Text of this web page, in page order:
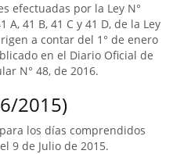
efectuadas por la Ley N°
41 B, 41 C y 41 D, de la Ley
a contar del 1° de enero
en el Diario Oficial de
N° 48, de 2016.
2015)
los días comprendidos
9 de Julio de 2015.